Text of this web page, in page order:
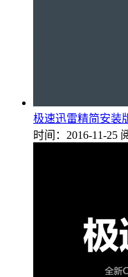
极速迅雷精简安装
时间：2016-11-25